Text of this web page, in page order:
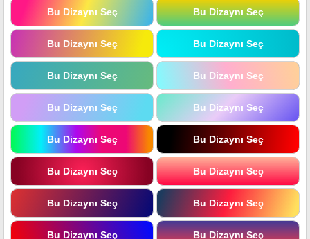
Bu Dizaynı Seç Bu Dizaynı Seç
Bu Dizaynı Seç Bu Dizaynı Seç
Bu Dizaynı Seç Bu Dizaynı Seç
Bu Dizaynı Seç Bu Dizaynı Seç
Bu Dizaynı Seç Bu Dizaynı Seç
Bu Dizaynı Seç Bu Dizaynı Seç
Bu Dizaynı Seç Bu Dizaynı Seç
Bu Dizaynı Seç Bu Dizaynı Seç